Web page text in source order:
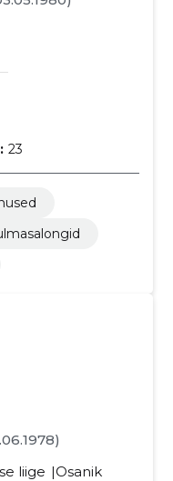
23
liige Osanik